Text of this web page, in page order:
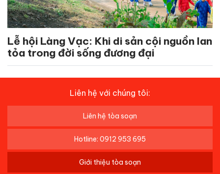
Lễ hội Làng Vạc: Khi di sản cội nguồn lan
tỏa trong đời sống đương đại
Liên hệ với chúng tôi:
Liên hệ tòa soạn
Hotline: 0912 953 695
Giới thiệu tòa soạn